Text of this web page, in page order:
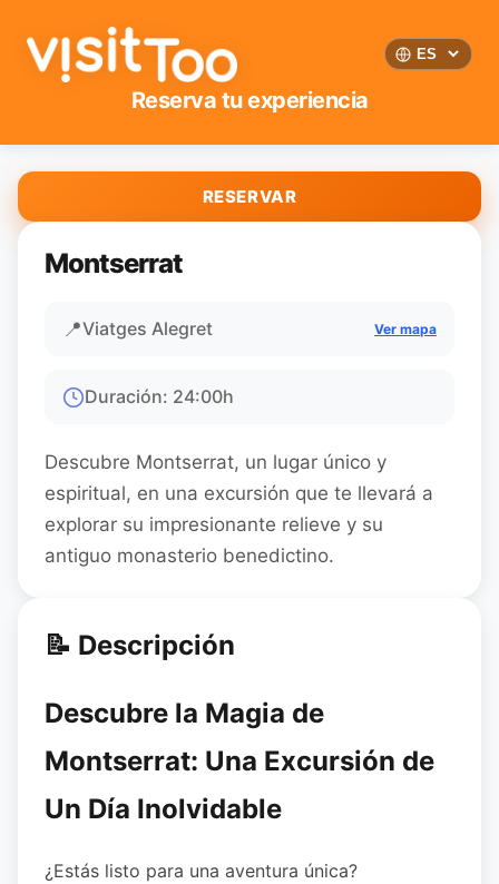
Reserva tu experiencia
RESERVAR
Montserrat
📍Viatges Alegret Ver mapa
Duración: 24:00h
Descubre Montserrat, un lugar único y
espiritual, en una excursión que te llevará a
explorar su impresionante relieve y su
antiguo monasterio benedictino.
📝 Descripción
Descubre la Magia de
Montserrat: Una Excursión de
Un Día Inolvidable
¿Estás listo para una aventura única?